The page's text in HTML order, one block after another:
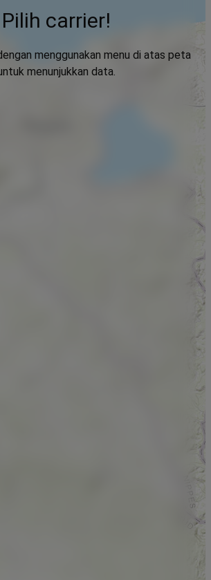
Pilih carrier!
menggunakan menu di atas peta
menunjukkan data.